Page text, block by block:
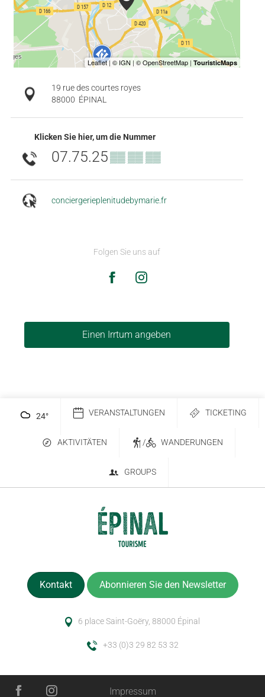
19 rue des courtes royes
88000 ÉPINAL
Klicken Sie hier, um die Nummer
07.75.25▒▒ ▒▒ ▒▒
conciergerieplenitudebymarie.fr
Folgen Sie uns auf
Einen Irrtum angeben
24° VERANSTALTUNGEN TICKETING
AKTIVITÄTEN / WANDERUNGEN
GROUPS
Kontakt Abonnieren Sie den Newsletter
6 place Saint-Goëry, 88000 Épinal
+33 (0)3 29 82 53 32
Impressum